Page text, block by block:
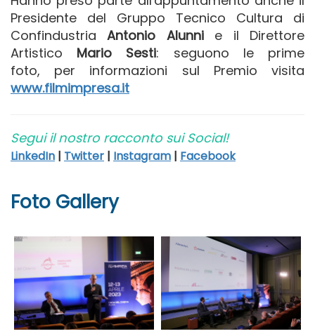
Presidente del Gruppo Tecnico Cultura di
ConfindustriaAntonio Alunnie il Direttore
Artistico Mario Sesti: seguono le prime
foto, per informazioni sul Premio visita
www.filmimpresa.it
Segui il nostro racconto sui Social!
LinkedIn | Twitter | Instagram | Facebook
Foto Gallery